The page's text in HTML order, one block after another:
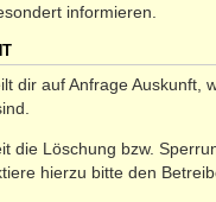
informieren.
dir auf Anfrage Auskunft,
die Löschung bzw.
hierzu bitte den